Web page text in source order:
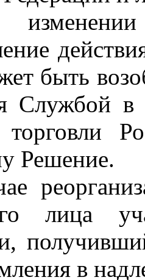
быть
Службой в
Решение.
лица
в